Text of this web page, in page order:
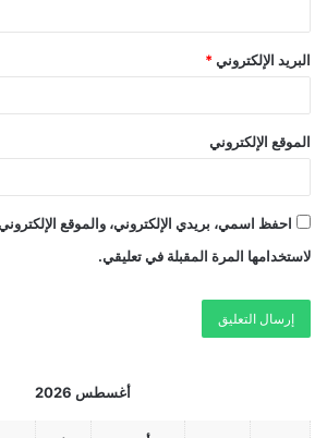
البريد الإلكتروني *
الموقع الإلكتروني
احفظ اسمي، بريدي الإلكتروني، والموقع
لاستخدامها المرة المقبلة في تعليقي.
أغسطس 2026